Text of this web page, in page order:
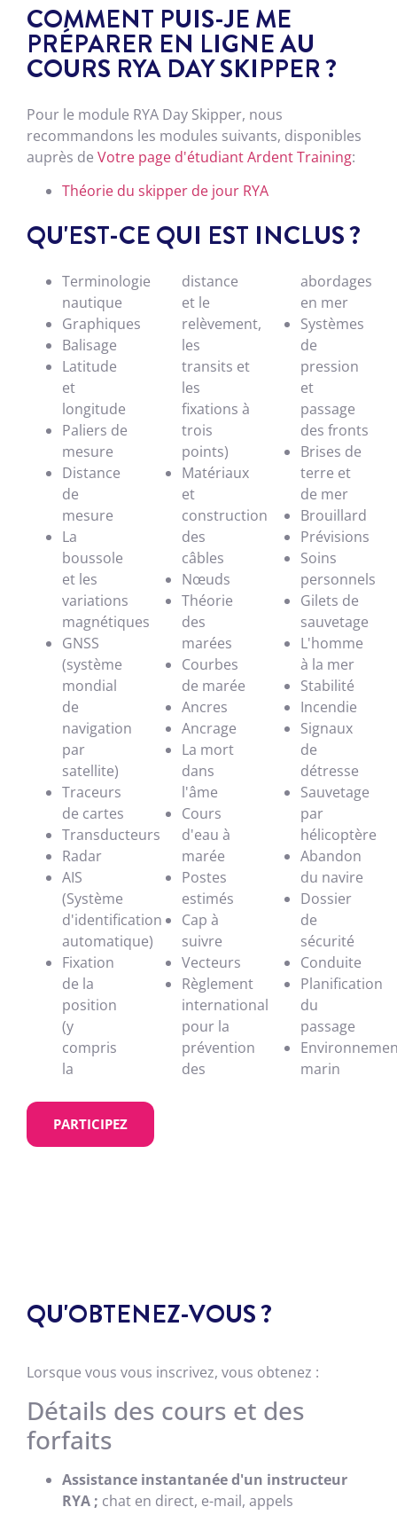
COMMENT PUIS-JE ME
PRÉPARER EN LIGNE AU
COURS RYA DAY SKIPPER ?
Pour le module RYA Day Skipper, nous
recommandons les modules suivants, disponibles
auprès de Votre page d'étudiant Ardent Training:
Théorie du skipper de jour RYA
QU'EST-CE QUI EST INCLUS ?
Terminologie
nautique
Graphiques
Balisage
Latitude
et
longitude
Paliers de
mesure
Distance
de
mesure
La
boussole
et les
variations
magnétiques
GNSS
(système
mondial
de
navigation
par
satellite)
Traceurs
de cartes
Transducteurs
Radar
AIS
(Système
d'identification
automatique)
Fixation
de la
position
(y
compris
la
distance
et le
relèvement,
les
transits et
les
fixations à
trois
points)
Matériaux
et
construction
des
câbles
Nœuds
Théorie
des
marées
Courbes
de marée
Ancres
Ancrage
La mort
dans
l'âme
Cours
d'eau à
marée
Postes
estimés
Cap à
suivre
Vecteurs
Règlement
international
pour la
prévention
des
abordages
en mer
Systèmes
de
pression
et
passage
des fronts
Brises de
terre et
de mer
Brouillard
Prévisions
Soins
personnels
Gilets de
sauvetage
L'homme
à la mer
Stabilité
Incendie
Signaux
de
détresse
Sauvetage
par
hélicoptère
Abandon
du navire
Dossier
de
sécurité
Conduite
Planification
du
passage
marin
PARTICIPEZ
QU'OBTENEZ-VOUS ?
Lorsque vous vous inscrivez, vous obtenez :
Détails des cours et des
forfaits
Assistance instantanée d'un instructeur
RYA ; chat en direct, e-mail, appels